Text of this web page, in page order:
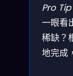
Pro Tip
一眼看
稀缺？
地完成